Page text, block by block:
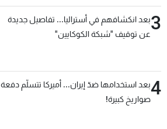
3بعد انكشافهم في أستراليا... تفاصيل جديدة
عن توقيف "شبكة الكوكايين"
4بعد استخدامها ضدّ إيران... أميركا تتسلّم دفعة
صواريخ كبيرة!